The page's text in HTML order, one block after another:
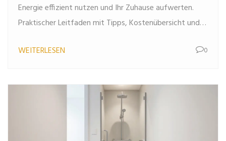
Energie effizient nutzen und Ihr Zuhause aufwerten.
Praktischer Leitfaden mit Tipps, Kostenübersicht und
WEITERLESEN
0